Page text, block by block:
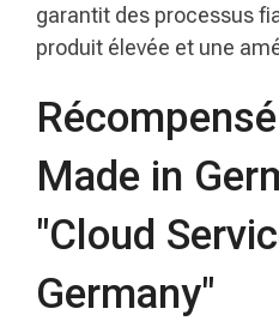
garantit des processus
produit élevée et une
Made in
"Cloud
Germany"